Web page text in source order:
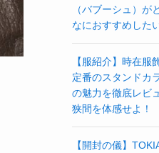
（バブーシュ）が
なにおすすめした
【服紹介】時在服
定番のスタンドカ
の魅力を徹底レビ
狭間を体感せよ！
【開封の儀】